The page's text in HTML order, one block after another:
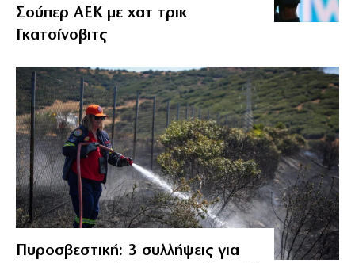
Σούπερ ΑΕΚ με χατ τρικ
Γκατσίνοβιτς
Πυροσβεστική: 3 συλλήψεις για